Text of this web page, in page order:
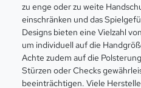
zu enge oder zu weite
einschränken und das
Designs bieten eine Vielzahl
um individuell auf die
Achte zudem auf die
Stürzen oder Checks
beeinträchtigen. Viele